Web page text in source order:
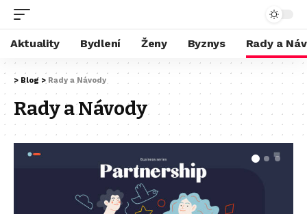
Aktuality Bydlení Ženy Byznys Rady a
> Blog > Rady a Návody
Rady a Návody